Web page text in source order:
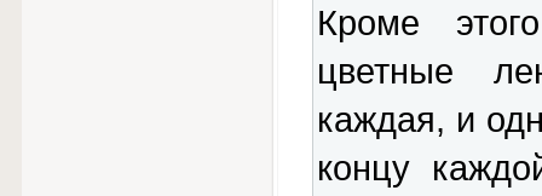
Кроме
цветные
каждая, и
концу